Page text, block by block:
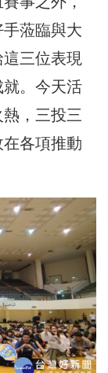
蒞臨與大
三位表現
。今天活
，三投三
各項推動